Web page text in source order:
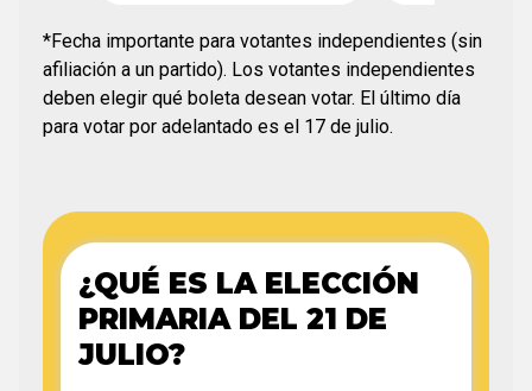
*Fecha importante para votantes independientes (sin
afiliación a un partido). Los votantes independientes
deben elegir qué boleta desean votar. El último día
para votar por adelantado es el 17 de julio.
¿QUÉ ES LA ELECCIÓN
PRIMARIA DEL 21 DE
JULIO?